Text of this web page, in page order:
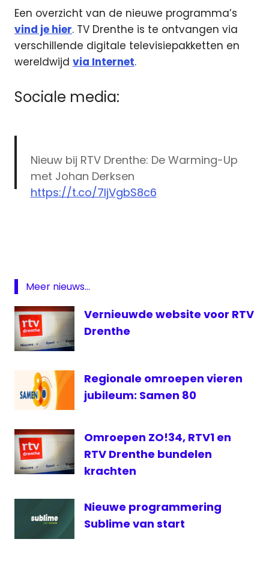
Een overzicht van de nieuwe programma’s
vind je hier. TV Drenthe is te ontvangen via
verschillende digitale televisiepakketten en
wereldwijd via Internet.
Sociale media:
Nieuw bij RTV Drenthe: De Warming-Up
met Johan Derksen
https://t.co/7IjVgbS8c6
programmering
Drenthe
TV
Drenthe
Meer nieuws...
Vernieuwde website voor RTV
Drenthe
Regionale omroepen vieren
jubileum: Samen 80
Omroepen ZO!34, RTV1 en
RTV Drenthe bundelen
krachten
Nieuwe programmering
Sublime van start